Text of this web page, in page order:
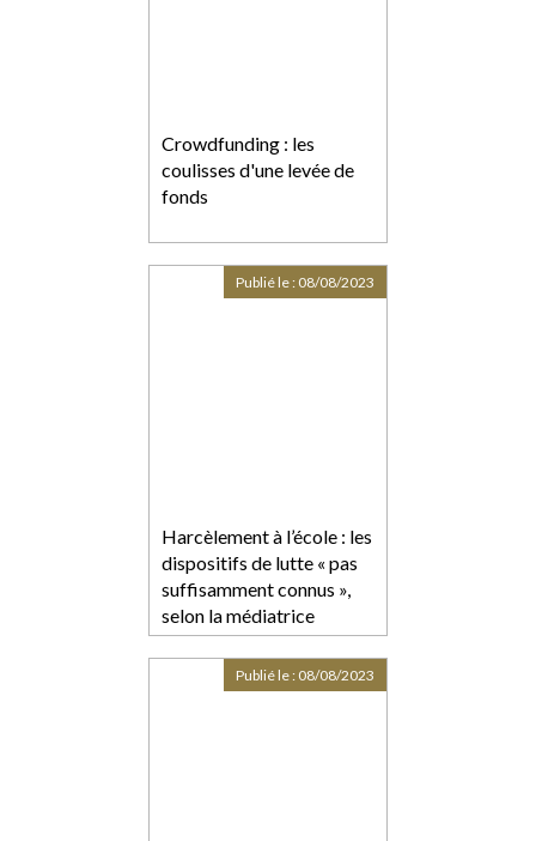
Crowdfunding : les
coulisses d'une levée de
fonds
Harcèlement à l’école : les
dispositifs de lutte « pas
suffisamment connus »,
selon la médiatrice
Publié le : 08/08/2023
Publié le : 08/08/2023